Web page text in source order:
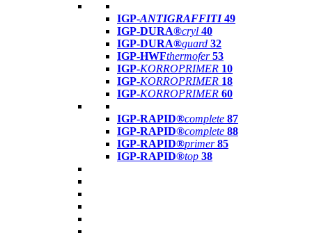
IGP-ANTIGRAFFITI49
IGP-DURA®cryl 40
IGP-DURA®guard 32
IGP-HWFthermofer 53
IGP-KORROPRIMER 10
IGP-KORROPRIMER 18
IGP-KORROPRIMER 60
IGP-RAPID®complete 87
IGP-RAPID®complete 88
IGP-RAPID®primer 85
IGP-RAPID®top 38